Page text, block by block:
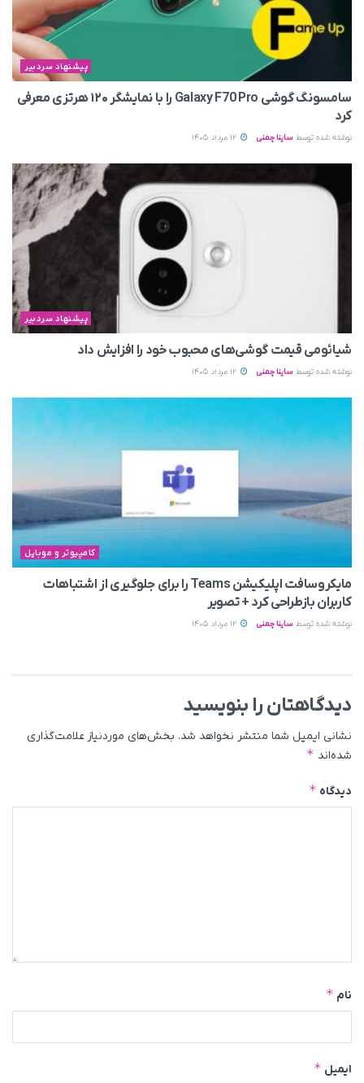
پیشنهاد سردبیر
سامسونگ گوشی Galaxy F70 Pro را با نمایشگر ۱۲۰ هرتزی معرفی
کرد
نوشته شده توسط ساینا چمنی
پیشنهاد سردبیر
شیائومی قیمت گوشی‌های محبوب خود را افزایش داد
نوشته شده توسط ساینا چمنی
کامپیوتر و موبایل
مایکروسافت اپلیکیشن Teams را برای جلوگیری از اشتباهات
کاربران بازطراحی کرد + تصویر
نوشته شده توسط ساینا چمنی
دیدگاهتان را بنویسید
نشانی ایمیل شما منتشر نخواهد شد. بخش‌های موردنیاز علامت‌گذاری
شده‌اند *
دیدگاه *
نام *
ایمیل *